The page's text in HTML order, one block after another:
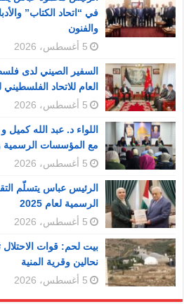
في “اتحاد الكتاب”
والفنون
5 أغسطس، 2026
السفير الصيني لدى
العام للاتحاد
5 أغسطس، 2026
اللواء د. عبد الله كميل
مع المؤسسات الرسمية
5 أغسطس، 2026
الرئيس عباس يتسلّم
الرسمية لعام 2025
5 أغسطس، 2026
بيت لحم: قوات الاحتلال
نحالين وقرية المنية
5 أغسطس، 2026